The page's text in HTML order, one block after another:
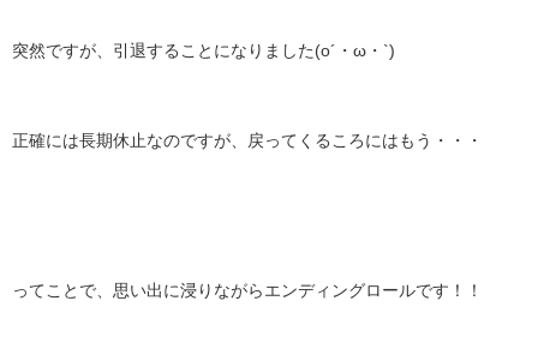
突然ですが、引退することになりました(o´・ω・`)
正確には長期休止なのですが、戻ってくるころにはもう・・・
ってことで、思い出に浸りながらエンディングロールです！！